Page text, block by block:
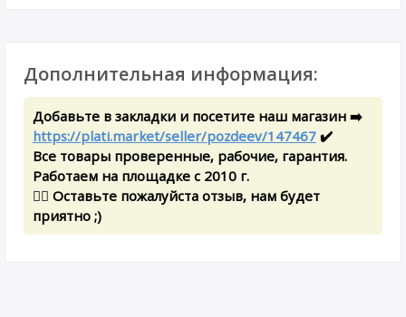
Дополнительная информация:
Добавьте в закладки и посетите наш магазин ➡️
https://plati.market/seller/pozdeev/147467 ✔️
Все товары проверенные, рабочие, гарантия.
Работаем на площадке с 2010 г.
✍🏻 Оставьте пожалуйста отзыв, нам будет
приятно ;)